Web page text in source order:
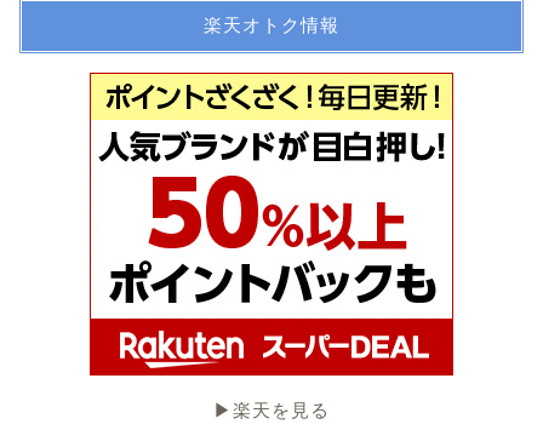
楽天オトク情報
▶︎楽天を見る